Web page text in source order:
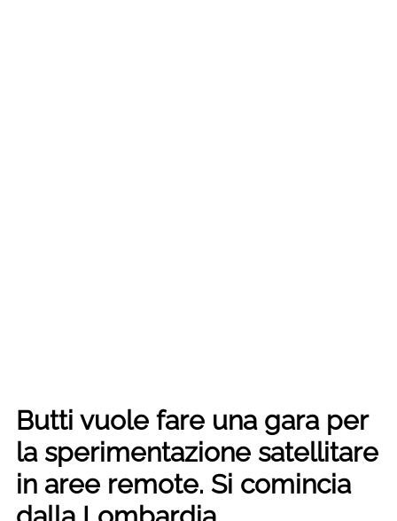
Butti vuole fare una gara per
la sperimentazione satellitare
in aree remote. Si comincia